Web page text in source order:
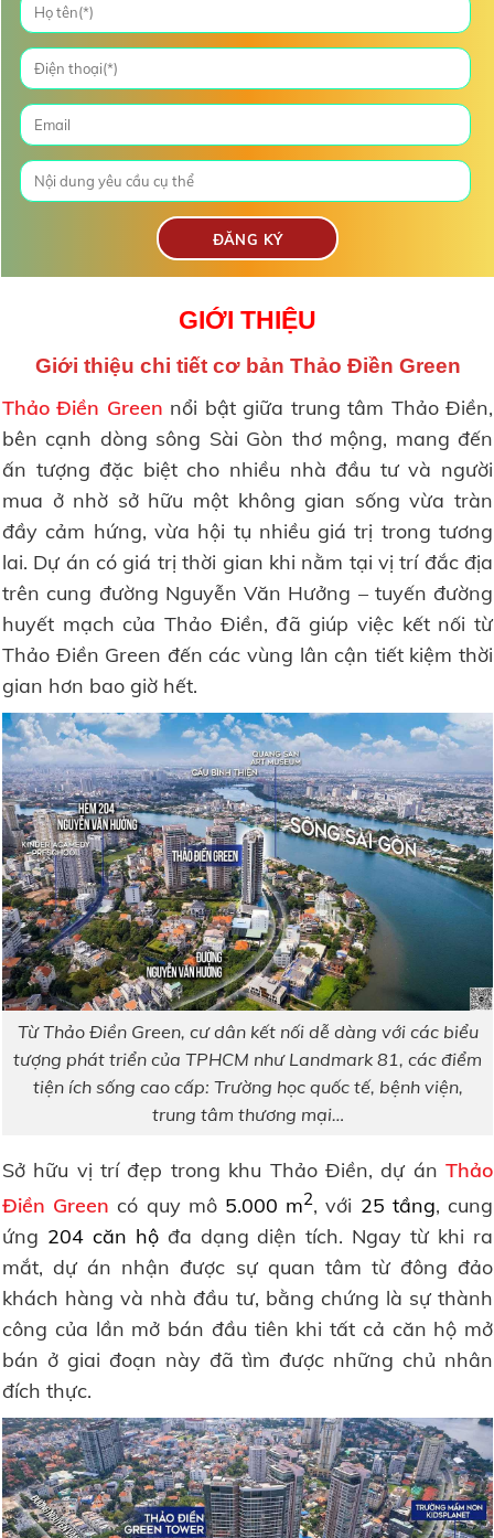
GIỚI THIỆU
Giới thiệu chi tiết cơ bản Thảo Điền Green
Thảo Điền Green nổi bật giữa trung tâm Thảo Điền,
bên cạnh dòng sông Sài Gòn thơ mộng, mang đến
ấn tượng đặc biệt cho nhiều nhà đầu tư và người
mua ở nhờ sở hữu một không gian sống vừa tràn
đầy cảm hứng, vừa hội tụ nhiều giá trị trong tương
lai. Dự án có giá trị thời gian khi nằm tại vị trí đắc địa
trên cung đường Nguyễn Văn Hưởng – tuyến đường
huyết mạch của Thảo Điền, đã giúp việc kết nối từ
Thảo Điền Green đến các vùng lân cận tiết kiệm thời
gian hơn bao giờ hết.
Từ Thảo Điền Green, cư dân kết nối dễ dàng với các biểu
tượng phát triển của TPHCM như Landmark 81, các điểm
tiện ích sống cao cấp: Trường học quốc tế, bệnh viện,
trung tâm thương mại…
Sở hữu vị trí đẹp trong khu Thảo Điền, dự án Thảo
Điền Green có quy mô 5.000 m2, với 25 tầng, cung
ứng 204 căn hộđa dạng diện tích. Ngay từ khi ra
mắt, dự án nhận được sự quan tâm từ đông đảo
khách hàng và nhà đầu tư, bằng chứng là sự thành
công của lần mở bán đầu tiên khi tất cả căn hộ mở
bán ở giai đoạn này đã tìm được những chủ nhân
đích thực.